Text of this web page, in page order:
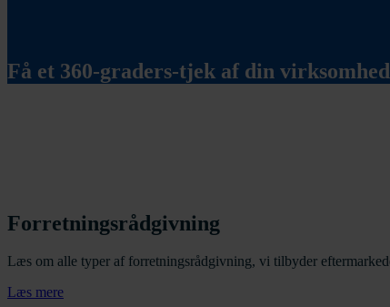
Få et 360-graders-tjek af din
Forretningsrådgivning
Læs om alle typer af forretningsrådgivning, vi tilbyder
Læs mere